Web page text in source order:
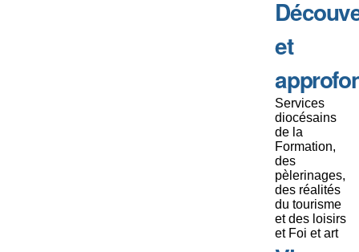
et
Services
diocésains
de la
Formation,
des
pèlerinages,
des réalités
du tourisme
et des loisirs
et Foi et art